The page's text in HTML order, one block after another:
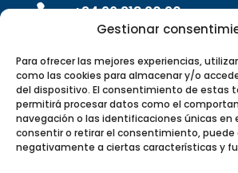
Gestionar
Para ofrecer las mejores experiencias,
como las cookies para almacenar y/o
del dispositivo. El consentimiento de estas
permitirá procesar datos como el
navegación o las identificaciones únicas en
consentir o retirar el consentimiento,
negativamente a ciertas características y
 +34 96 318 20 90
 info@rivasrobotics.com
 Envíanos un formulario

Polígono Industrial Suzi